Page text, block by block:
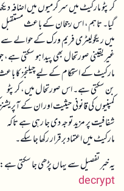
کرپٹو مارکیٹ میں سرگرمیوں میں اضافہ
گیا۔ تاہم، اس رجحان کے باعث مستقبل
میں ریگولیٹری فریم ورک کے حوالے سے
غیر یقینی صورتحال بھی پیدا ہو سکتی ہے،
مارکیٹ کے استحکام کے لیے چیلنجز کا
بن سکتی ہے۔ اس صورتحال میں، کرپٹو
کمپنیوں کی قانونی حیثیت اور ان کے
شفافیت پر مزید توجہ دی جا رہی ہے تاکہ
مارکیٹ میں اعتماد برقرار رکھا جا سکے۔
یہ خبر تفصیل سے یہاں پڑھی جا سکتی ہے:
decrypt